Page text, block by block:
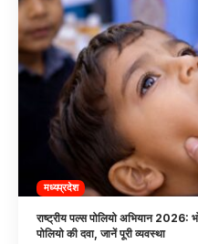
मध्यप्रदेश
राष्ट्रीय पल्स पोलियो अभियान 2026:
पोलियो की दवा, जानें पूरी व्यवस्था